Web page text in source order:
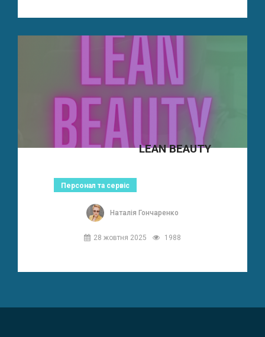
Персонал та сервіс
LEAN BEAUTY
Наталія Гончаренко
28 жовтня 2025 1988